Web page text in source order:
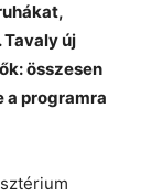
új
összesen
a programra